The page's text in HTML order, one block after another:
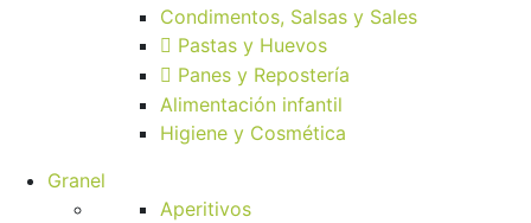
Condimentos, Salsas y Sales
Pastas y Huevos
Panes y Repostería
Alimentación infantil
Higiene y Cosmética
Granel
Aperitivos